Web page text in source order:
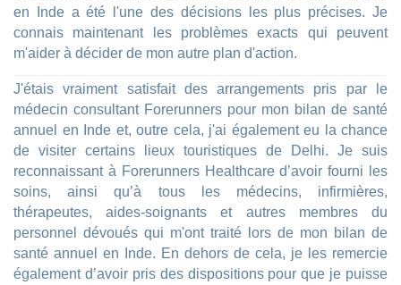
en Inde a été l'une des décisions les plus précises. Je
connais maintenant les problèmes exacts qui peuvent
m'aider à décider de mon autre plan d'action.
J'étais vraiment satisfait des arrangements pris par le
médecin consultant Forerunners pour mon bilan de santé
annuel en Inde et, outre cela, j'ai également eu la chance
de visiter certains lieux touristiques de Delhi. Je suis
reconnaissant à Forerunners Healthcare d’avoir fourni les
soins, ainsi qu’à tous les médecins, infirmières,
thérapeutes, aides-soignants et autres membres du
personnel dévoués qui m'ont traité lors de mon bilan de
santé annuel en Inde. En dehors de cela, je les remercie
également d’avoir pris des dispositions pour que je puisse